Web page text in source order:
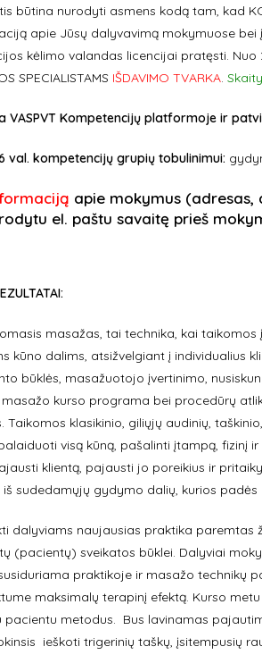
būtina nurodyti asmens kodą tam, kad
apie Jūsų dalyvavimą mokymuose
kėlimo valandas licencijai pratęsti. Nuo
SPECIALISTAMS IŠDAVIMO TVARKA.
Kompetencijų platformoje ir
val. kompetencijų grupių tobulinimui:
apie mokymus (adresas,
el. paštu savaitę prieš
masažas, tai technika, kai
kūno dalims, atsižvelgiant į individualius
būklės, masažuotojo įvertinimo,
kurso programa bei procedūrų
Taikomos klasikinio, giliųjų audinių,
visą kūną, pašalinti įtampą, fizinį
klientą, pajausti jo poreikius ir
sudedamųjų gydymo dalių, kurios
dalyviams naujausias praktika
(pacientų) sveikatos būklei. Dalyviai
praktikoje ir masažo technikų
maksimalų terapinį efektą. Kurso
metodus. Bus lavinamas
ieškoti trigerinių taškų, įsitempusių